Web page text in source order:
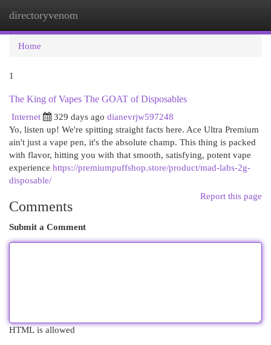
directoryvenom
Home
1
The King of Vapes The GOAT of Disposables
Internet
329 days ago dianevrjw597248
Yo, listen up! We're spitting straight facts here. Ace Ultra Premium
ain't just a vape pen, it's the absolute champ. This thing is packed
with flavor, hitting you with that smooth, satisfying, potent vape
experience https://premiumpuffshop.store/product/mad-labs-2g-
disposable/
Report this page
Comments
Submit a Comment
HTML is allowed